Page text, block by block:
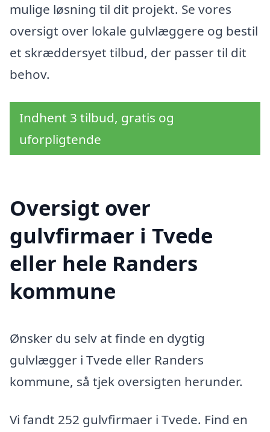
mulige løsning til dit projekt. Se vores
oversigt over lokale gulvlæggere og bestil
et skræddersyet tilbud, der passer til dit
behov.
Indhent 3 tilbud, gratis og
uforpligtende
Oversigt over
gulvfirmaer i Tvede
eller hele Randers
kommune
Ønsker du selv at finde en dygtig
gulvlægger i Tvede eller Randers
kommune, så tjek oversigten herunder.
Vi fandt 252 gulvfirmaer i Tvede. Find en